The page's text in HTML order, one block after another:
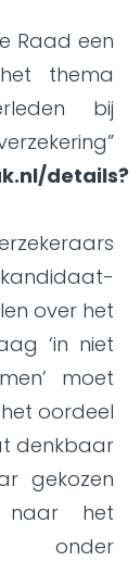
Raad een
thema
bij
details?
over het
‘in niet
moet
oordeel
denkbaar
gekozen
naar het
onder